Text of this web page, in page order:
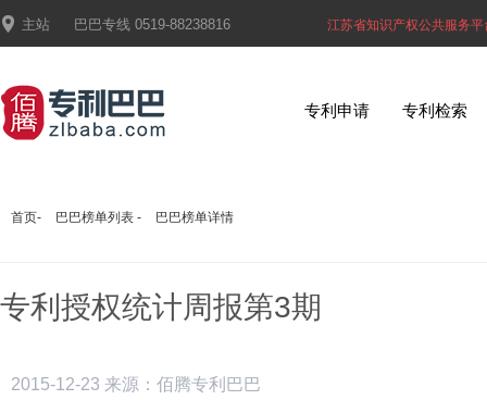
 主站 巴巴专线 0519-88238816 江苏省知识产权公共服务平
专利申请 专利检索
首页- 巴巴榜单列表 - 巴巴榜单详情
专利授权统计周报第3期
2015-12-23 来源：佰腾专利巴巴